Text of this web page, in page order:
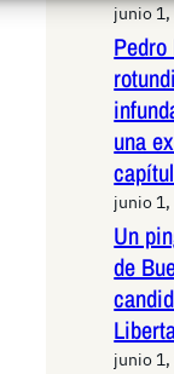
junio 1,
una
junio
Un
de
junio